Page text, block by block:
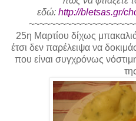
εδώ: http://bletsas.gr/
25η Μαρτίου δίχως
έτσι δεν παρέλειψα να
που είναι συγχρόνως